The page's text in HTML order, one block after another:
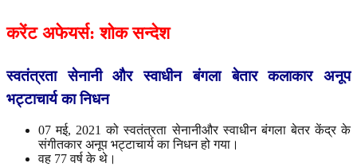
करेंट अफेयर्स: शोक सन्देश
स्वतंत्रता सेनानी और स्वाधीन बंगला बेतार कलाकार
अनूप
भट्टाचार्य का निधन
07 मई, 2021 को स्वतंत्रता सेनानीऔर स्वाधीन बंगला बेतर केंद्र के
संगीतकार अनूप भट्टाचार्य का निधन हो गया।
वह 77 वर्ष के थे।